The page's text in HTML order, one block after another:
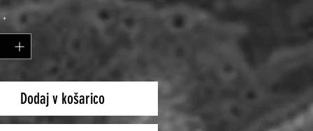
*
Dodaj v košarico